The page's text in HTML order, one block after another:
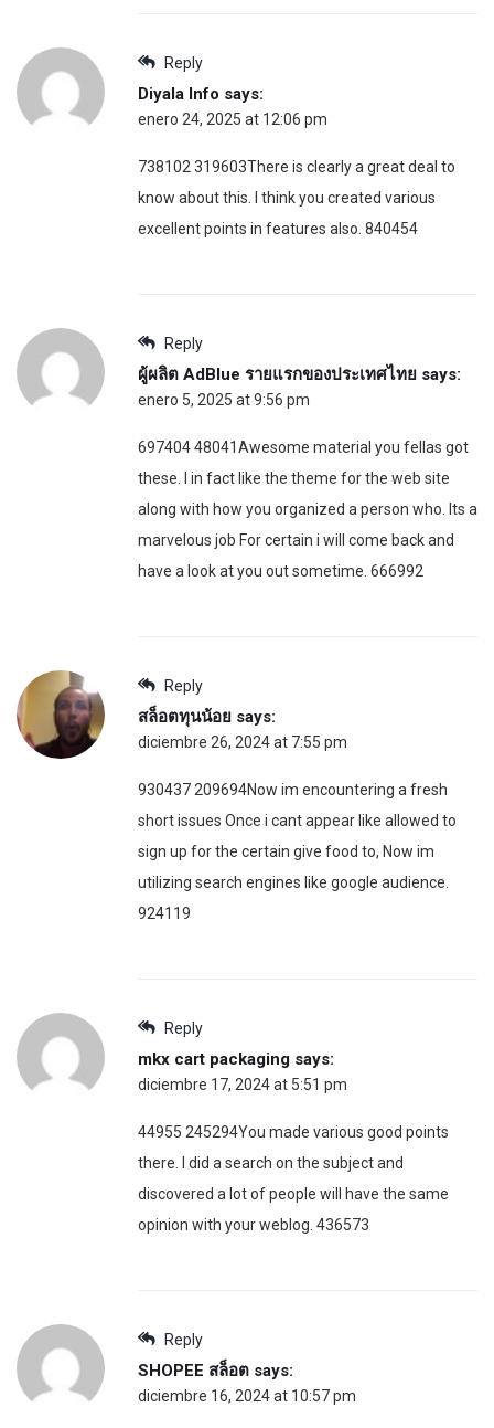
Reply
Diyala Info says:
enero 24, 2025 at 12:06 pm
738102 319603There is clearly a great deal to
know about this. I think you created various
excellent points in features also. 840454
Reply
ผู้ผลิต AdBlue รายแรกของประเทศไทย says:
enero 5, 2025 at 9:56 pm
697404 48041Awesome material you fellas got
these. I in fact like the theme for the web site
along with how you organized a person who. Its a
marvelous job For certain i will come back and
have a look at you out sometime. 666992
Reply
สล็อตทุนน้อย says:
diciembre 26, 2024 at 7:55 pm
930437 209694Now im encountering a fresh
short issues Once i cant appear like allowed to
sign up for the certain give food to, Now im
utilizing search engines like google audience.
924119
Reply
mkx cart packaging says:
diciembre 17, 2024 at 5:51 pm
44955 245294You made various good points
there. I did a search on the subject and
discovered a lot of people will have the same
opinion with your weblog. 436573
Reply
SHOPEE สล็อต says:
diciembre 16, 2024 at 10:57 pm